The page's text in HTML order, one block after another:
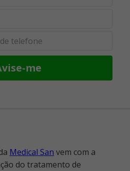
me
Medical San vem com a
do tratamento de